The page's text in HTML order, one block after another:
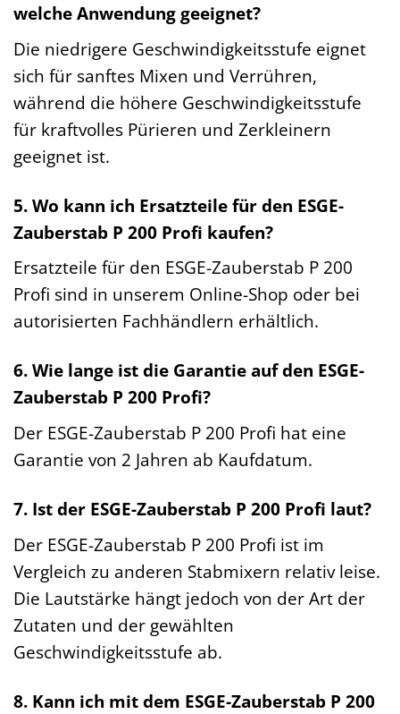
welche Anwendung geeignet?
Die niedrigere Geschwindigkeitsstufe eignet
sich für sanftes Mixen und Verrühren,
während die höhere Geschwindigkeitsstufe
für kraftvolles Pürieren und Zerkleinern
geeignet ist.
5. Wo kann ich Ersatzteile für den ESGE-
Zauberstab P 200 Profi kaufen?
Ersatzteile für den ESGE-Zauberstab P 200
Profi sind in unserem Online-Shop oder bei
autorisierten Fachhändlern erhältlich.
6. Wie lange ist die Garantie auf den ESGE-
Zauberstab P 200 Profi?
Der ESGE-Zauberstab P 200 Profi hat eine
Garantie von 2 Jahren ab Kaufdatum.
7. Ist der ESGE-Zauberstab P 200 Profi laut?
Der ESGE-Zauberstab P 200 Profi ist im
Vergleich zu anderen Stabmixern relativ leise.
Die Lautstärke hängt jedoch von der Art der
Zutaten und der gewählten
Geschwindigkeitsstufe ab.
8. Kann ich mit dem ESGE-Zauberstab P 200